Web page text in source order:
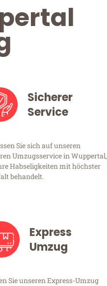
Sicherer
Service
Sie sich auf unseren
Umzugsservice in Wuppertal,
Habseligkeiten mit höchster
behandelt.
Express
Umzug
Sie unseren Express-Umzug